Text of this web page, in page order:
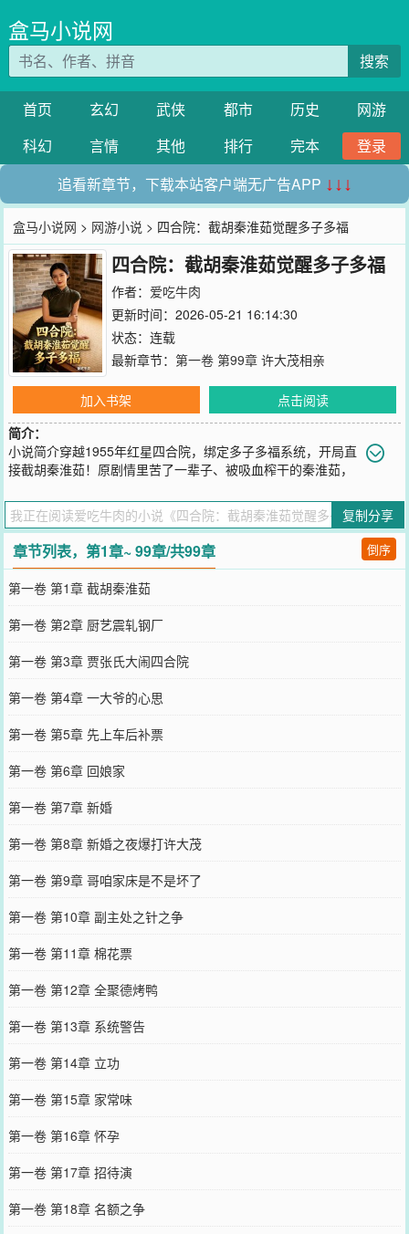
盒马小说网
搜索
首页 玄幻 武侠 都市 历史
网游
科幻
言情 其他 排行 完本
登录
追看新章节，下载本站客户端无广告APP ↓↓↓
盒马小说网 > 网游小说 > 四合院：截胡秦淮茹觉醒多子多福
四合院：截胡秦淮茹觉醒多子多福
作者： 爱吃牛肉
更新时间：2026-05-21 16:14:30
状态：连载
最新章节： 第一卷 第99章 许大茂相亲
加入书架
点击阅读
简介：
小说简介穿越1955年红星四合院，绑定多子多福系统，开局直
接截胡秦淮茹！原剧情里苦了一辈子、被吸血榨干的秦淮茹，
第一个女人，被宠成全院最幸福的女人，接连生下龙凤胎，触发系统
万倍暴击，粮食、布料、票证源源不断。不止秦淮茹！温柔知性的冉
秋叶老师，被他的才华和担当打动；明艳大方的于海棠，放弃许大茂
倒追他；家底丰厚的娄晓娥，更是带着全部身家投奔他。一个个性格
各异的美人，都被魅力折服，心甘情愿陪他共度一生。全院禽兽傻眼
了！易中海养老算盘落空，贾张氏撒泼被怼到自闭，许大茂使坏反被
坑得倾家荡产。靠着多子多福系统，娶妻生子就变强，从临时工一路
升到厂长，住洋房、开汽车，儿女绕膝、娇妻在怀，把这个禽兽遍地
的四合院，彻底变成了属于他的幸福大院！
您要是觉得《 四合院：截胡秦淮茹觉醒多子多福
忘记向您QQ群和微博微信里的朋友推荐哦！
复制分享
章节列表，第1章~ 99章/共99章 倒序
第一卷 第1章 截胡秦淮茹
第一卷 第2章 厨艺震轧钢厂
第一卷 第3章 贾张氏大闹四合院
第一卷 第4章 一大爷的心思
第一卷 第5章 先上车后补票
第一卷 第6章 回娘家
第一卷 第7章 新婚
第一卷 第8章 新婚之夜爆打许大茂
第一卷 第9章 哥咱家床是不是坏了
第一卷 第10章 副主处之针之争
第一卷 第11章 棉花票
第一卷 第12章 全聚德烤鸭
第一卷 第13章 系统警告
第一卷 第14章 立功
第一卷 第15章 家常味
第一卷 第16章 怀孕
第一卷 第17章 招待演
第一卷 第18章 名额之争